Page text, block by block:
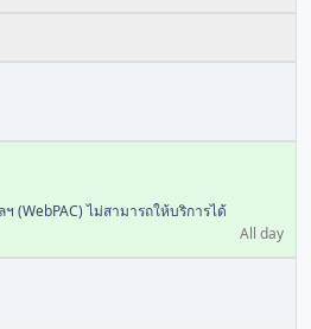
(WebPAC) ไม่สามารถให้บริการได้
All day